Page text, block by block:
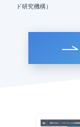
ド研究機構）